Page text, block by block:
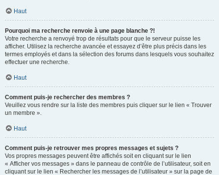
Haut
Pourquoi ma recherche renvoie à une page blanche ?!
Votre recherche a renvoyé trop de résultats pour que le serveur puisse les
afficher. Utilisez la recherche avancée et essayez d’être plus précis dans les
termes employés et dans la sélection des forums dans lesquels vous souhaitez
effectuer une recherche.
Haut
Comment puis-je rechercher des membres ?
Veuillez vous rendre sur la liste des membres puis cliquer sur le lien « Trouver
un membre ».
Haut
Comment puis-je retrouver mes propres messages et sujets ?
Vos propres messages peuvent être affichés soit en cliquant sur le lien
« Afficher vos messages » dans le panneau de contrôle de l’utilisateur, soit en
cliquant sur le lien « Rechercher les messages de l’utilisateur » sur la page de